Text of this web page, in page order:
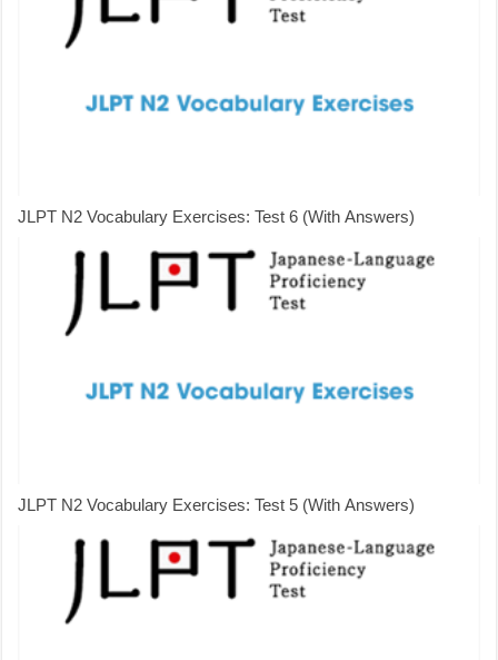
JLPT N2 Vocabulary Exercises: Test 6 (With Answers)
JLPT N2 Vocabulary Exercises: Test 5 (With Answers)